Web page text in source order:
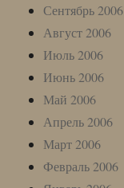
Сентябрь 2006
Август 2006
Июль 2006
Июнь 2006
Май 2006
Апрель 2006
Март 2006
Февраль 2006